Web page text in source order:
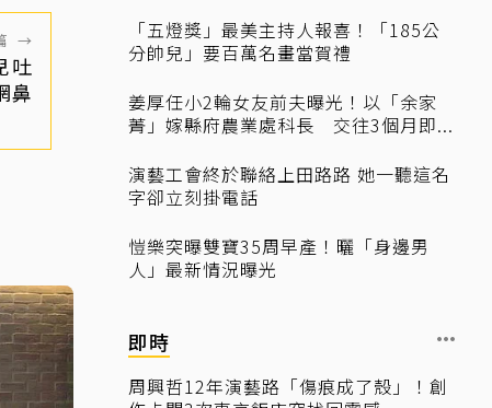
→
吐
鼻
「五燈獎」最美主持人報喜！「185公
分帥兒」要百萬名畫當賀禮
姜厚任小2輪女友前夫曝光！以「余家
菁」嫁縣府農業處科長 交往3個月即...
演藝工會終於聯絡上田路路 她一聽這名
字卻立刻掛電話
愷樂突曝雙寶35周早產！曬「身邊男
人」最新情況曝光
即時
周興哲12年演藝路「傷痕成了殼」！創